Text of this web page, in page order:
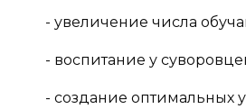
- увеличение числа
- воспитание у
- создание оптимальных